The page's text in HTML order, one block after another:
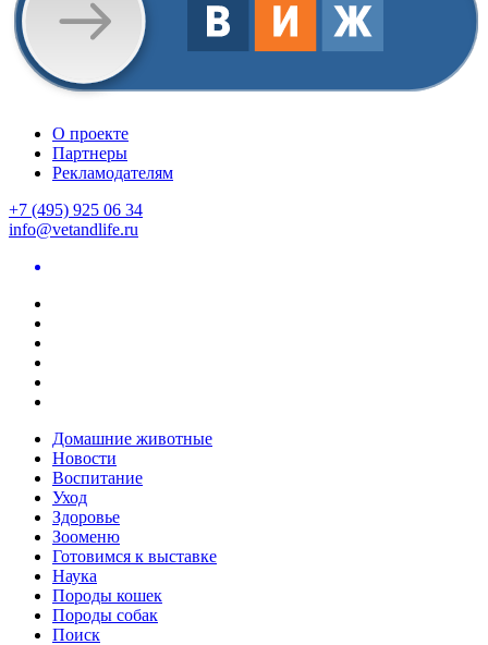
О проекте
Партнеры
Рекламодателям
+7 (495) 925 06 34
info@vetandlife.ru
Домашние животные
Новости
Воспитание
Уход
Здоровье
Зооменю
Готовимся к выставке
Наука
Породы кошек
Породы собак
Поиск